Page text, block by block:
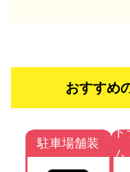
おすすめ
駐車場舗装
ト
ム